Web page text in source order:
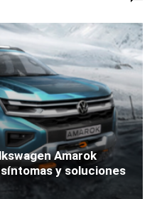
Amarok
y soluciones